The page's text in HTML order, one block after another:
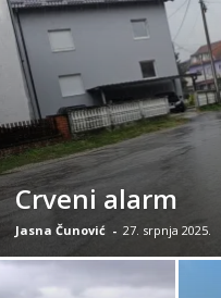
Crveni alarm
Jasna Čunović - 27. srpnja 2025.